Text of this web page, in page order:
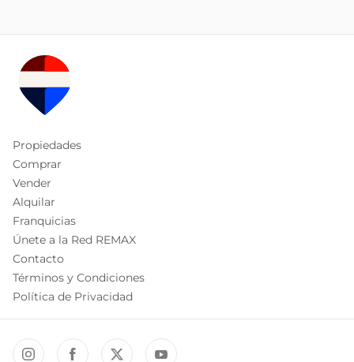
Propiedades
Comprar
Vender
Alquilar
Franquicias
Únete a la Red REMAX
Contacto
Términos y Condiciones
Política de Privacidad